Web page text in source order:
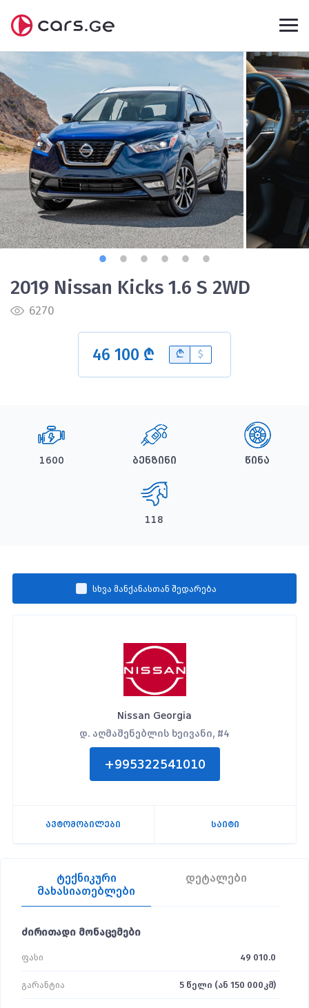
2019 Nissan Kicks 1.6 S 2WD
6270
46 100 ₾ B $
1600 ბენზინი წინა
118
სხვა მანქანასთან შედარება
Nissan Georgia
დ. აღმაშენებლის ხეივანი, #4
+995322541010
ავტომობილები საიტი
ტექნიკური
მახასიათებლები
დეტალები
ძირითადი მონაცემები
ფასი 49 010.0
გარანტია 5 წელი (ან 150 000კმ)